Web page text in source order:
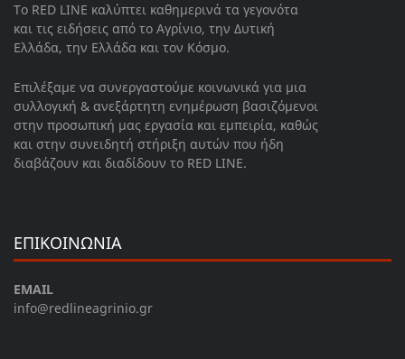
Το RED LINE καλύπτει καθημερινά τα γεγονότα
και τις ειδήσεις από το Αγρίνιο, την Δυτική
Ελλάδα, την Ελλάδα και τον Κόσμο.
Επιλέξαμε να συνεργαστούμε κοινωνικά για μια
συλλογική & ανεξάρτητη ενημέρωση βασιζόμενοι
στην προσωπική μας εργασία και εμπειρία, καθώς
και στην συνειδητή στήριξη αυτών που ήδη
διαβάζουν και διαδίδουν το RED LINE.
ΕΠΙΚΟΙΝΩΝΙΑ
EMAIL
info@redlineagrinio.gr